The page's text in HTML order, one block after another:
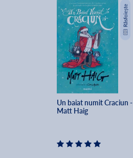
Un baiat numit Craciun -
Matt Haig